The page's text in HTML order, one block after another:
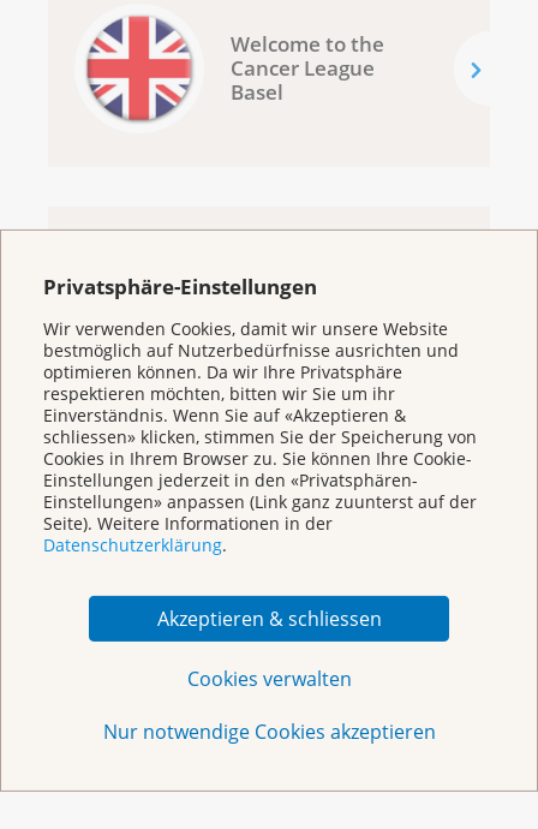
Privatsphäre-Einstellungen
Wir verwenden Cookies, damit wir unsere Website
bestmöglich auf Nutzerbedürfnisse ausrichten und
optimieren können. Da wir Ihre Privatsphäre
respektieren möchten, bitten wir Sie um ihr
Einverständnis. Wenn Sie auf «Akzeptieren &
schliessen» klicken, stimmen Sie der Speicherung von
Cookies in Ihrem Browser zu. Sie können Ihre Cookie-
Einstellungen jederzeit in den «Privatsphären-
Einstellungen» anpassen (Link ganz zuunterst auf der
Seite). Weitere Informationen in der
Datenschutzerklärung.
Akzeptieren & schliessen
Cookies verwalten
Nur notwendige Cookies akzeptieren
Welcome to the
Cancer League
Basel
Broschüren/Shop
KrebsInfo
0800 11 88 11
Montag – Freitag: 10 – 18 Uhr
mailto:krebsinfo@krebsliga.ch
KrebsInfo